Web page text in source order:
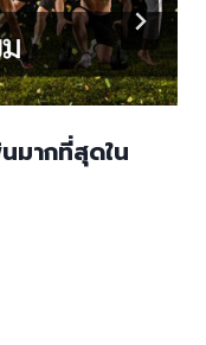
มากที่สุดใน